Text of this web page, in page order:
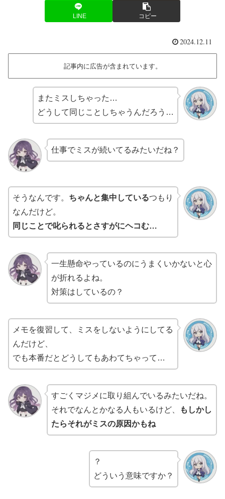
LINE コピー
2024.12.11
記事内に広告が含まれています。
またミスしちゃった…
どうして同じことしちゃうんだろう…
仕事でミスが続いてるみたいだね？
そうなんです。 ちゃんと集中しているつもり
なんだけど。
同じことで叱られるとさすがにヘコむ…
一生懸命やっているのにうまくいかないと心
が折れるよね。
対策はしているの？
メモを復習して、ミスをしないようにしてる
んだけど、
でも本番だとどうしてもあわてちゃって…
すごくマジメに取り組んでいるみたいだね。
それでなんとかなる人もいるけど、
もしかし
たらそれがミスの原因かもね
？
どういう意味ですか？